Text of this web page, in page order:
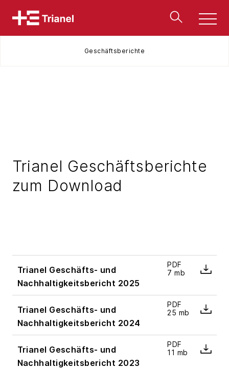
Men
Geschäftsberichte
Trianel Geschäftsberichte
zum Download
Trianel Geschäfts- und
Nachhaltigkeitsbericht 2025
PDF
7 mb
Trianel Geschäfts- und
Nachhaltigkeitsbericht 2024
PDF
25 mb
Trianel Geschäfts- und
Nachhaltigkeitsbericht 2023
PDF
11 mb